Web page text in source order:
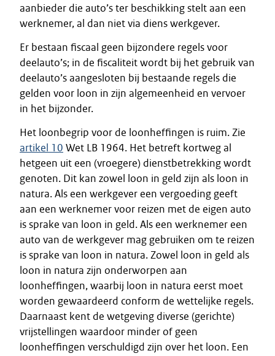
aanbieder die auto’s ter beschikking stelt aan een
werknemer, al dan niet via diens werkgever.
Er bestaan fiscaal geen bijzondere regels voor
deelauto’s; in de fiscaliteit wordt bij het gebruik van
deelauto’s aangesloten bij bestaande regels die
gelden voor loon in zijn algemeenheid en vervoer
in het bijzonder.
Het loonbegrip voor de loonheffingen is ruim. Zie
artikel 10 Wet LB 1964. Het betreft kortweg al
hetgeen uit een (vroegere) dienstbetrekking wordt
genoten. Dit kan zowel loon in geld zijn als loon in
natura. Als een werkgever een vergoeding geeft
aan een werknemer voor reizen met de eigen auto
is sprake van loon in geld. Als een werknemer een
auto van de werkgever mag gebruiken om te reizen
is sprake van loon in natura. Zowel loon in geld als
loon in natura zijn onderworpen aan
loonheffingen, waarbij loon in natura eerst moet
worden gewaardeerd conform de wettelijke regels.
Daarnaast kent de wetgeving diverse (gerichte)
vrijstellingen waardoor minder of geen
loonheffingen verschuldigd zijn over het loon. Een